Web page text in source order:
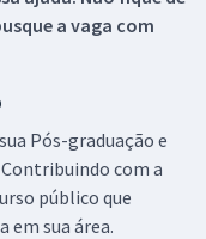
a vaga com
Pós-graduação e
com a
público que
em sua área.